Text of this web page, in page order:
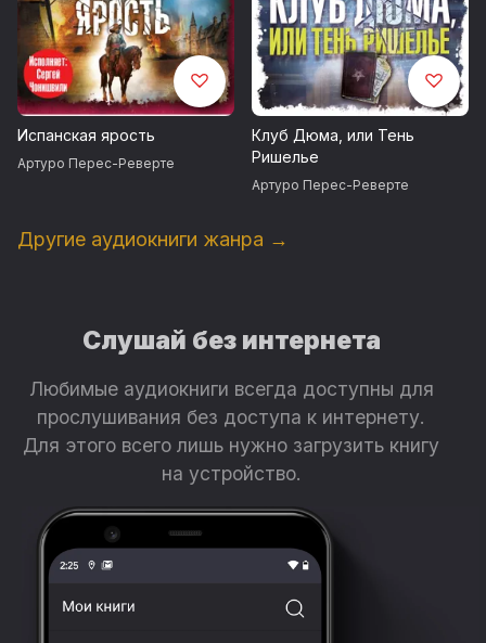
Испанская ярость
Артуро Перес-Реверте
Клуб Дюма, или Тень
Ришелье
Артуро Перес-Реверте
Другие аудиокниги жанра →
Слушай без интернета
Любимые аудиокниги всегда доступны для
прослушивания без доступа к интернету.
Для этого всего лишь нужно загрузить книгу
на устройство.